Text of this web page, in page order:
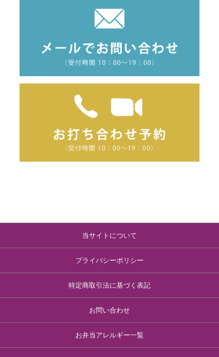
当サイトについて
プライバシーポリシー
特定商取引法に基づく表記
お問い合わせ
お弁当アレルギー一覧